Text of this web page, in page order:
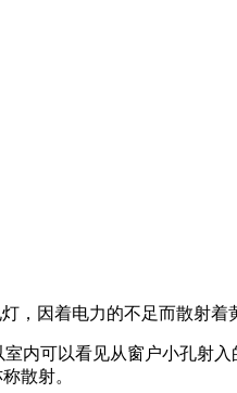
，因着电力的不足而散射着
内可以看见从窗户小孔射
散射。